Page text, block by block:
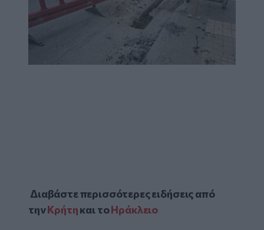
Διαβάστε περισσότερες ειδήσεις από
τηνΚρήτηκαι τοΗράκλειο